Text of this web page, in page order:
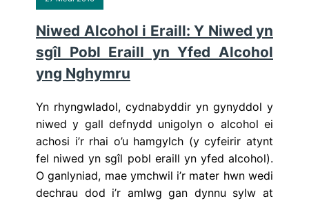
Niwed Alcohol i Eraill: Y Niwed yn
sgîl Pobl Eraill yn Yfed Alcohol
yng Nghymru
Yn rhyngwladol, cydnabyddir yn gynyddol y
niwed y gall defnydd unigolyn o alcohol ei
achosi i’r rhai o’u hamgylch (y cyfeirir atynt
fel niwed yn sgîl pobl eraill yn yfed alcohol).
O ganlyniad, mae ymchwil i’r mater hwn wedi
dechrau dod i’r amlwg gan dynnu sylw at